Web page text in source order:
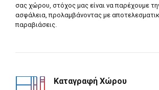
σας χώρου, στόχος μας είναι να παρέχουμε
ασφάλεια, προλαμβάνοντας με
παραβιάσεις.
Καταγραφή Χώρου